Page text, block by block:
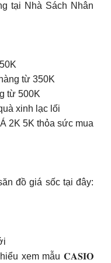
tại Nhà Sách Nhân
từ 350K
từ 500K
xinh lạc lối
2K 5K thỏa sức mua
đồ giá sốc tại đây:
xem mẫu 𝐂𝐀𝐒𝐈𝐎